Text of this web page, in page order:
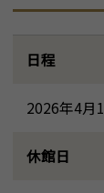
日程
2026年4月
休館日